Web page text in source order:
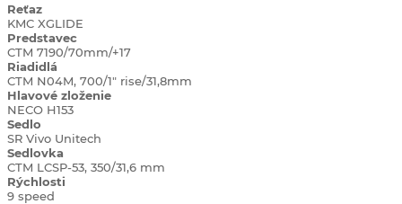
Reťaz
KMC XGLIDE
Predstavec
CTM 7190/70mm/+17
Riadidlá
CTM N04M, 700/1" rise/31,8mm
Hlavové zloženie
NECO H153
Sedlo
SR Vivo Unitech
Sedlovka
CTM LCSP-53, 350/31,6 mm
Rýchlosti
9 speed